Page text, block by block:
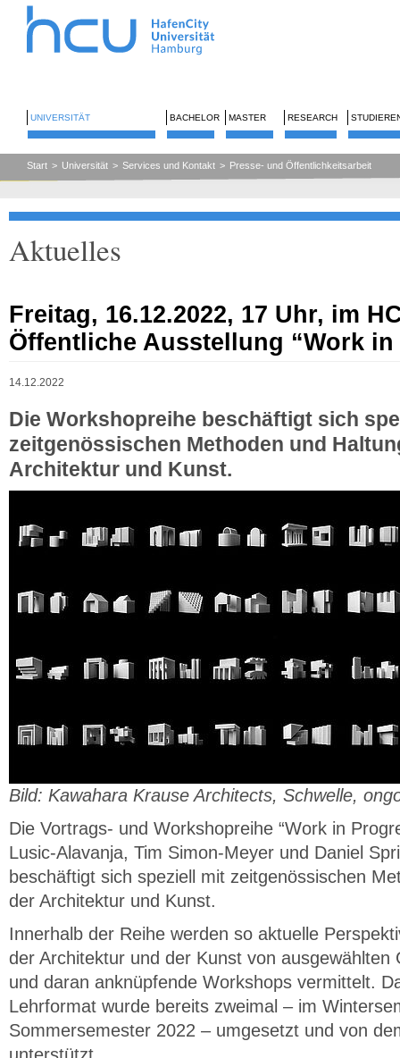
UNIVERSITÄT BACHELOR MASTER RESEARCH
Start > Universität > Services und Kontakt > Presse- und Öffentlichkeitsarbeit
Aktuelles
Freitag, 16.12.2022, 17 Uhr, im
Öffentliche Ausstellung “Work in
14.12.2022
Die Workshopreihe beschäftigt sich
zeitgenössischen Methoden und
Architektur und Kunst.
Bild: Kawahara Krause Architects, Schwelle,
Die Vortrags- und Workshopreihe “Work in
Lusic-Alavanja, Tim Simon-Meyer und Daniel
beschäftigt sich speziell mit zeitgenössischen
der Architektur und Kunst.
Innerhalb der Reihe werden so aktuelle
der Architektur und der Kunst von ausgewählten
und daran anknüpfende Workshops vermittelt.
Lehrformat wurde bereits zweimal – im
Sommersemester 2022 – umgesetzt und von
unterstützt.